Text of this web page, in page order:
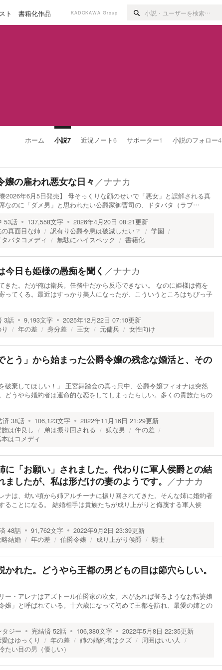
ト 書籍化作品 KADOKAWA Group
ホーム 小説7 近況ノート6 サポーター1 小説のフォロー4
嬢の雇われ悪女な日々 ／ナナカ
巻2026年6月5日発売】 母そっくりな顔のせいで「悪女」と誤解される真
なのに「ダメ男」と思われたい公爵家御曹司の、ドタバタ（ラブ…
53話 137,558文字 2026年4月20日 08:21更新
真面目な姉 訳有り公爵令息は破滅したい？
学園
タバタコメディ 無駄にハイスペック 書籍化
今日も姫様の愚痴を聞く ／ナナカ
きた。だが俺は衛兵。任務中だから反応できない。 なのに姫様は俺を
ってくる。最近はすっかり美人になったが、こういうところはちびっ子
3話 9,193文字 2025年12月22日 07:10更新
年の差 身分差 王女 元傭兵 女性向け
とう」から始まった公爵令嬢の残念な婚活と、その
破棄してほしい！」 王宮舞踏会の真っ只中、公爵令嬢フィオナは突然
どうやら婚約者は運命的な恋をしてしまったらしい。多くの貴族たちの
済 38話 106,123文字 2022年11月16日 21:29更新
は仲良し 弟は振り回される 嫌な男
年の差
はコメディ
に「お願い」されました。代わりに軍人侯爵との結
したが、私は形だけの妻のようです。 ／ナナカ
ナは、幼い頃から姉アルチーナに振り回されてきた。そんな姉に婚約者
ることになる。 結婚相手は貴族たちが成り上がりと侮蔑する軍人侯
48話 91,762文字 2022年9月2日 23:39更新
結婚 年の差 伯爵令嬢 成り上がり侯爵 騎士
かれた。どうやら王都の男どもの目は節穴らしい。
ー・アレナはアズトール伯爵家の次女。木があれば登るようなお転婆娘
嬢」と呼ばれている。十六歳になって初めて王都を訪れ、最愛の姉との
ジー 完結済 52話 106,380文字 2022年5月8日 22:35更新
はゆっくり 年の差 姉の婚約者はクズ
周囲はいい人
たい目の男（優しい）